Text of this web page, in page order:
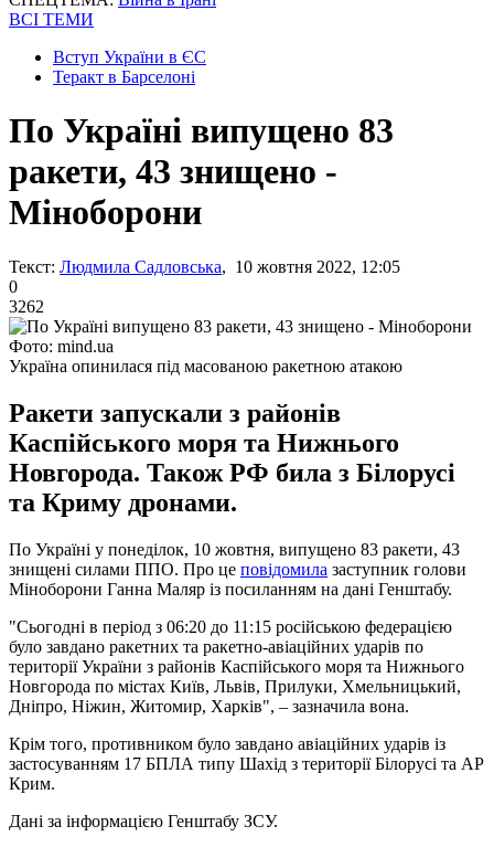
ВСІ ТЕМИ
Вступ України в ЄС
Теракт в Барселоні
По Україні випущено 83
ракети, 43 знищено -
Міноборони
Текст: Людмила Садловська, 10 жовтня 2022, 12:05
0
3262
Фото: mind.ua
Україна опинилася під масованою ракетною атакою
Ракети запускали з районів
Каспійського моря та Нижнього
Новгорода. Також РФ била з Білорусі
та Криму дронами.
По Україні у понеділок, 10 жовтня, випущено 83 ракети, 43
знищені силами ППО. Про це повідомила заступник голови
Міноборони Ганна Маляр із посиланням на дані Генштабу.
"Сьогодні в період з 06:20 до 11:15 російською федерацією
було завдано ракетних та ракетно-авіаційних ударів по
території України з районів Каспійського моря та Нижнього
Новгорода по містах Київ, Львів, Прилуки, Хмельницький,
Дніпро, Ніжин, Житомир, Харків", – зазначила вона.
Крім того, противником було завдано авіаційних ударів із
застосуванням 17 БПЛА типу Шахід з території Білорусі та АР
Крим.
Дані за інформацією Генштабу ЗСУ.